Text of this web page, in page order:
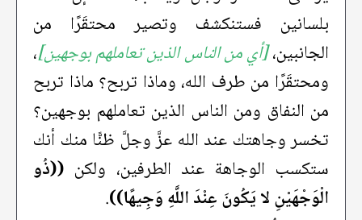
بلسانين فستنكشف وتصير محتقَرًا من
الجانبين،[أي من الناس الذين تعاملهم بوجهين]،
ومحتقَرًا من طرف الله، وماذا تربح؟ ماذا تربح
من النفاق ومن الناس الذين تعاملهم بوجهين؟
تخسر وجاهتك عند الله عزَّ وجلَّ ظنًّا منك أنك
ستكسب الوجاهة عند الطرفين، ولكن ((ذُو
الْوَجْهَيْنِ لا يَكُونَ عِنْدَ اللَّهِ وَجِيهًا)).